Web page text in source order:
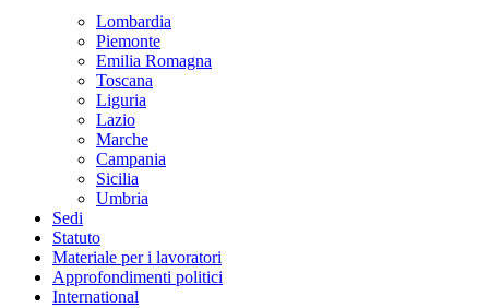
Lombardia
Piemonte
Emilia Romagna
Toscana
Liguria
Lazio
Marche
Campania
Sicilia
Umbria
Sedi
Statuto
Materiale per i lavoratori
Approfondimenti politici
International